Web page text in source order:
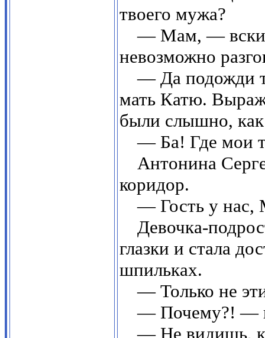
твоего мужа?
— Мам, —
невозможно
— Да подожди
мать Катю.
были слышно,
— Ба! Где мои
Антонина
коридор.
— Гость у нас,
Девочка-
глазки и стала
шпильках.
— Только не
— Почему?! —
— Не видишь,